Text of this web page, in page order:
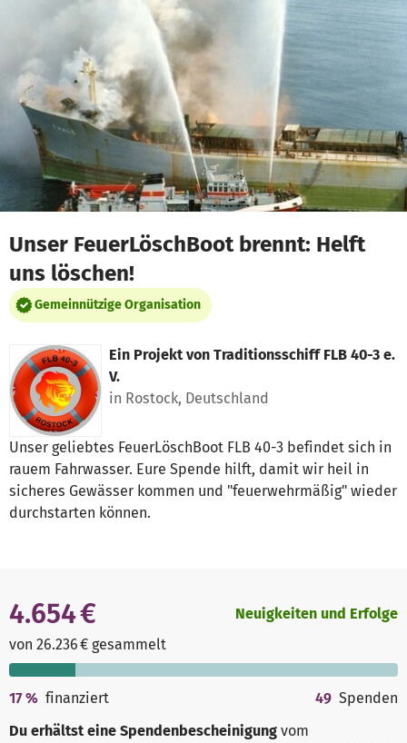
Zum Hauptinhalt springen
Erklärung zur Barrierefreiheit anzeigen
Unser FeuerLöschBoot brennt: Helft
uns löschen!
Gemeinnützige Organisation
Ein Projekt von Traditionsschiff FLB 40-3 e.
V.
in Rostock, Deutschland
Unser geliebtes FeuerLöschBoot FLB 40-3 befindet sich in
rauem Fahrwasser. Eure Spende hilft, damit wir heil in
sicheres Gewässer kommen und "feuerwehrmäßig" wieder
durchstarten können.
4.654 €
von 26.236 € gesammelt
Neuigkeiten und Erfolge
17% finanziert 49 Spenden
Du erhältst eine Spendenbescheinigung vom